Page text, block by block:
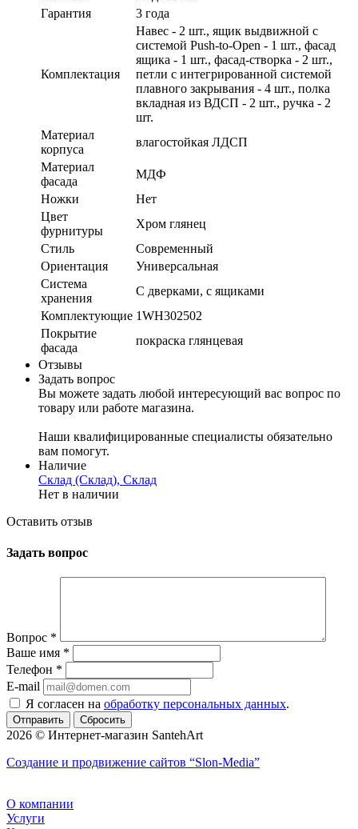
Гарантия
3 года
Комплектация
Навес - 2 шт., ящик выдвижной с
системой Push-to-Open - 1 шт., фасад
ящика - 1 шт., фасад-створка - 2 шт.,
петли с интегрированной системой
плавного закрывания - 4 шт., полка
вкладная из ВДСП - 2 шт., ручка - 2
шт.
Материал
корпуса
влагостойкая ЛДСП
Материал
фасада
МДФ
Ножки
Нет
Цвет
фурнитуры
Хром глянец
Стиль
Современный
Ориентация
Универсальная
Система
хранения
С дверками, с ящиками
Комплектующие 1WH302502
Покрытие
фасада
покраска глянцевая
Отзывы
Задать вопрос
Вы можете задать любой интересующий вас вопрос по
товару или работе магазина.
Наши квалифицированные специалисты обязательно
вам помогут.
Наличие
Склад (Склад), Склад
Нет в наличии
Оставить отзыв
Задать вопрос
Вопрос *
Ваше имя *
Телефон *
E-mail
Я согласен на обработку персональных данных.
Сбросить
2026 © Интернет-магазин SantehArt
Создание и продвижение сайтов “Slon-Media”
О компании
Услуги